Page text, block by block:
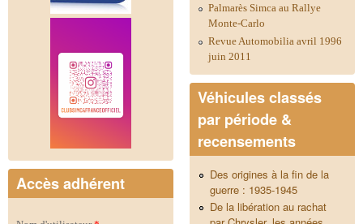
Accès adhérent
Palmarès Simca au Rallye
Monte-Carlo
Revue Automobilia avril 1996
juin 2011
Véhicules classés
par période &
recensements
Des origines à la fin de la
guerre : 1935-1945
De la libération au rachat